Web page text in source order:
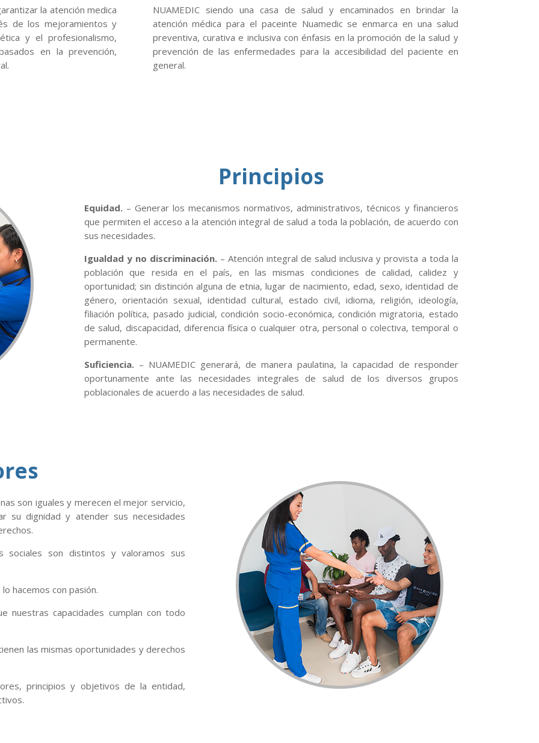
la atención medica
de los mejoramientos y
y el profesionalismo,
en la prevención,
NUAMEDIC siendo una casa de salud y encaminados en brindar la
atención médica para el paceinte Nuamedic se enmarca en una salud
preventiva, curativa e inclusiva con énfasis en la promoción de la salud y
prevención de las enfermedades para la accesibilidad del paciente en
general.
Principios
Equidad. – Generar los mecanismos normativos, administrativos, técnicos y financieros
que permiten el acceso a la atención integral de salud a toda la población, de acuerdo con
sus necesidades.
Igualdad y no discriminación. – Atención integral de salud inclusiva y provista a toda la
población que resida en el país, en las mismas condiciones de calidad, calidez y
oportunidad; sin distinción alguna de etnia, lugar de nacimiento, edad, sexo, identidad de
género, orientación sexual, identidad cultural, estado civil, idioma, religión, ideología,
filiación política, pasado judicial, condición socio-económica, condición migratoria, estado
de salud, discapacidad, diferencia física o cualquier otra, personal o colectiva, temporal o
permanente.
Suficiencia. – NUAMEDIC generará, de manera paulatina, la capacidad de responder
oportunamente ante las necesidades integrales de salud de los diversos grupos
poblacionales de acuerdo a las necesidades de salud.
son iguales y merecen el mejor servicio,
su dignidad y atender sus necesidades
son distintos y valoramos sus
hacemos con pasión.
nuestras capacidades cumplan con todo
las mismas oportunidades y derechos
principios y objetivos de la entidad,